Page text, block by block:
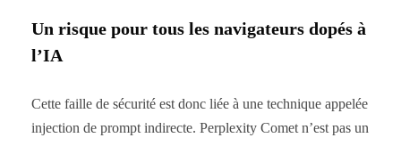
Un risque pour tous les navigateurs dopés à
l’IA
Cette faille de sécurité est donc liée à une technique appelée
injection de prompt indirecte. Perplexity Comet n’est pas un